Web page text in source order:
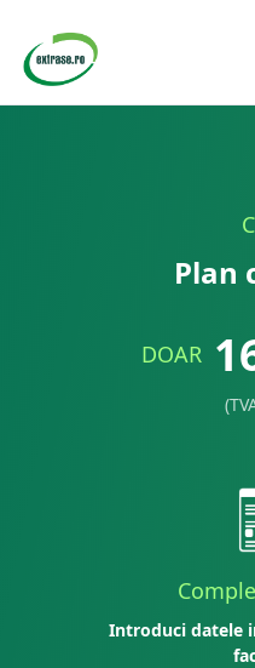
Plan
DOAR
Introduci datele